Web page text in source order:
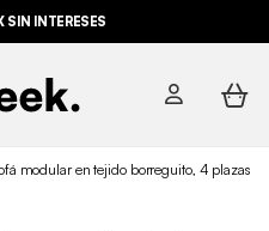
SIN INTERESES
modular en tejido borreguito, 4 plazas